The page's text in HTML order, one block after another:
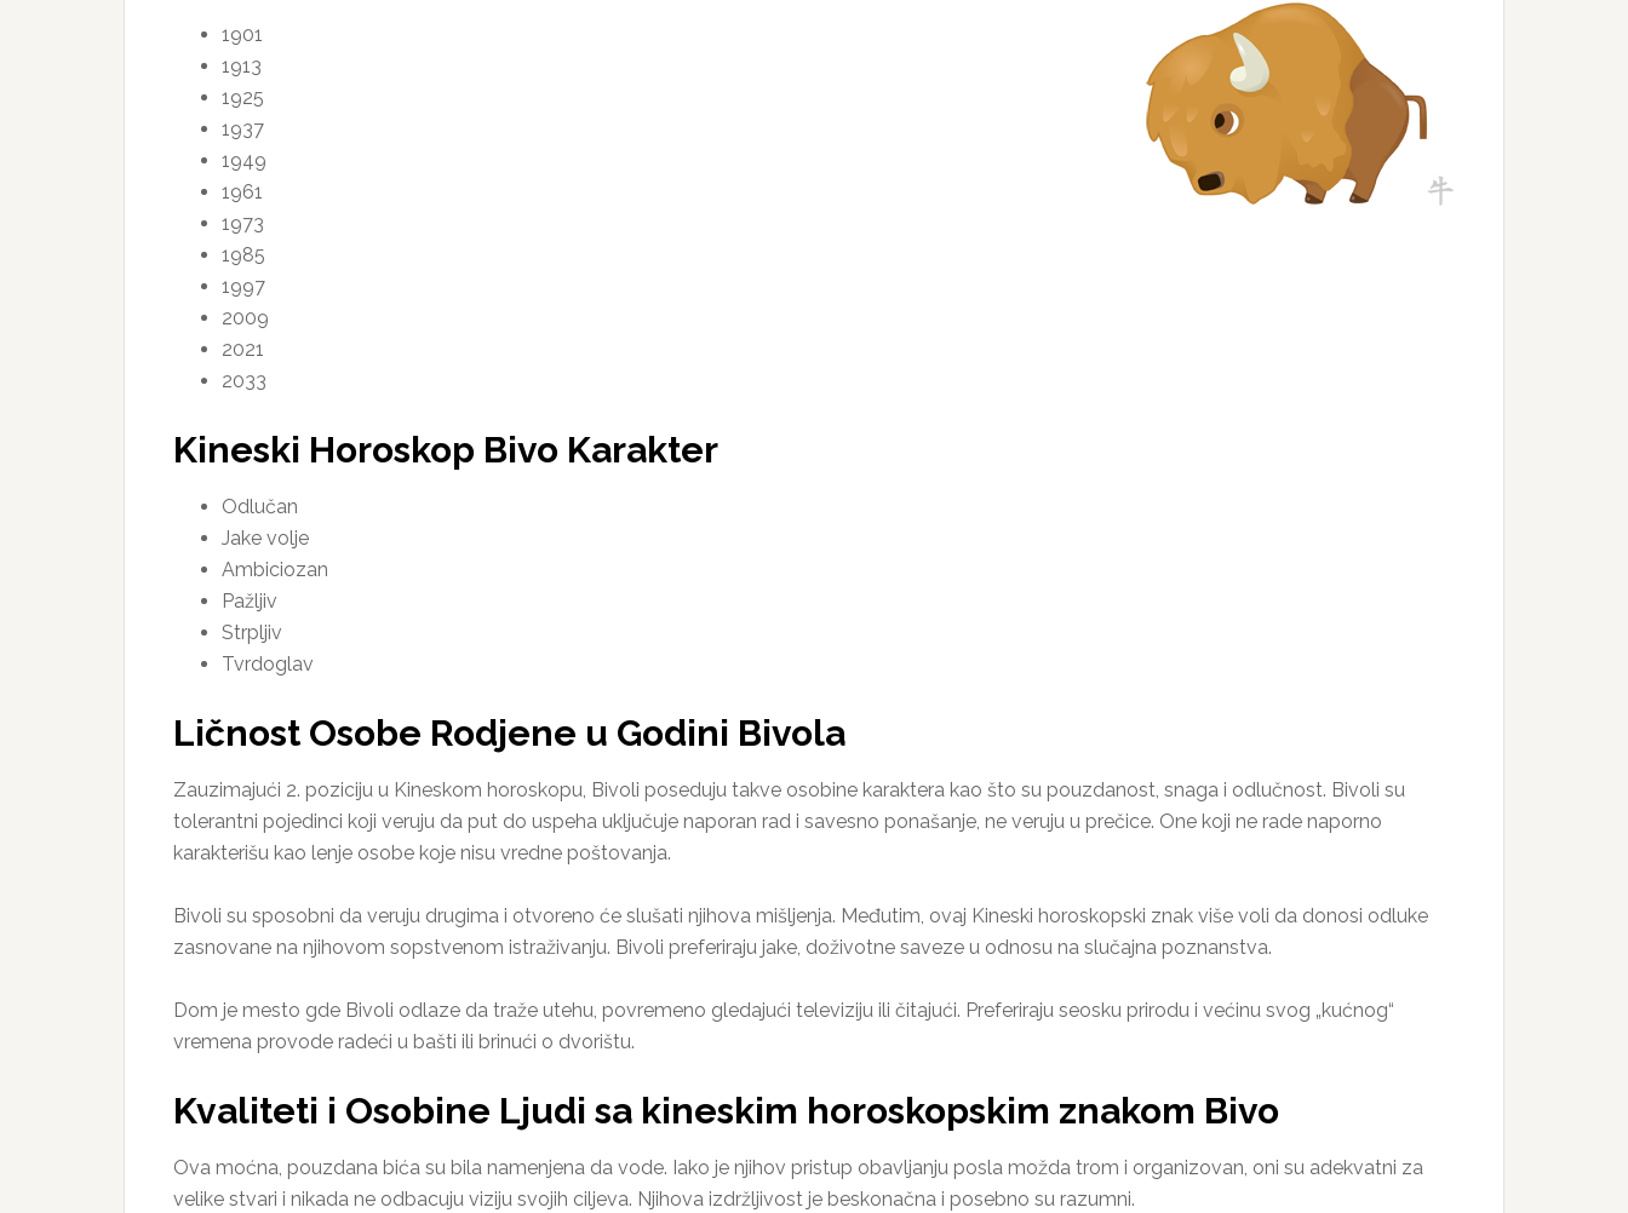
1901
1913
1925
1937
1949
1961
1973
1985
1997
2009
2021
2033
Kineski Horoskop Bivo Karakter
Odlučan
Jake volje
Ambiciozan
Pažljiv
Strpljiv
Tvrdoglav
Ličnost Osobe Rodjene u Godini Bivola
Zauzimajući 2. poziciju u Kineskom horoskopu, Bivoli poseduju takve osobine karaktera kao što su pouzdanost, snaga i odlučnost. Bivoli su
tolerantni pojedinci koji veruju da put do uspeha uključuje naporan rad i savesno ponašanje, ne veruju u prečice. One koji ne rade naporno
karakterišu kao lenje osobe koje nisu vredne poštovanja.
Bivoli su sposobni da veruju drugima i otvoreno će slušati njihova mišljenja. Međutim, ovaj Kineski horoskopski znak više voli da donosi odluke
zasnovane na njihovom sopstvenom istraživanju. Bivoli preferiraju jake, doživotne saveze u odnosu na slučajna poznanstva.
Dom je mesto gde Bivoli odlaze da traže utehu, povremeno gledajući televiziju ili čitajući. Preferiraju seosku prirodu i većinu svog „kućnog“
vremena provode radeći u bašti ili brinući o dvorištu.
Kvaliteti i Osobine Ljudi sa kineskim horoskopskim znakom Bivo
Ova moćna, pouzdana bića su bila namenjena da vode. Iako je njihov pristup obavljanju posla možda trom i organizovan, oni su adekvatni za
velike stvari i nikada ne odbacuju viziju svojih ciljeva. Njihova izdržljivost je beskonačna i posebno su razumni.